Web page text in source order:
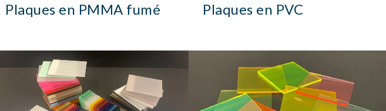
Plaques en PMMA fumé Plaques en PVC